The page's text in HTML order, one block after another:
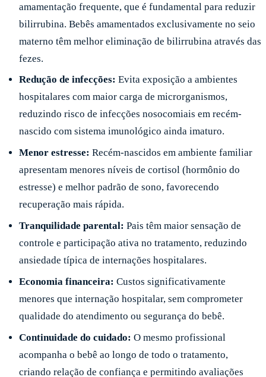
amamentação frequente, que é fundamental para reduzir
bilirrubina. Bebês amamentados exclusivamente no seio
materno têm melhor eliminação de bilirrubina através das
fezes.
Redução de infecções: Evita exposição a ambientes
hospitalares com maior carga de microrganismos,
reduzindo risco de infecções nosocomiais em recém-
nascido com sistema imunológico ainda imaturo.
Menor estresse: Recém-nascidos em ambiente familiar
apresentam menores níveis de cortisol (hormônio do
estresse) e melhor padrão de sono, favorecendo
recuperação mais rápida.
Tranquilidade parental: Pais têm maior sensação de
controle e participação ativa no tratamento, reduzindo
ansiedade típica de internações hospitalares.
Economia financeira: Custos significativamente
menores que internação hospitalar, sem comprometer
qualidade do atendimento ou segurança do bebê.
Continuidade do cuidado: O mesmo profissional
acompanha o bebê ao longo de todo o tratamento,
criando relação de confiança e permitindo avaliações